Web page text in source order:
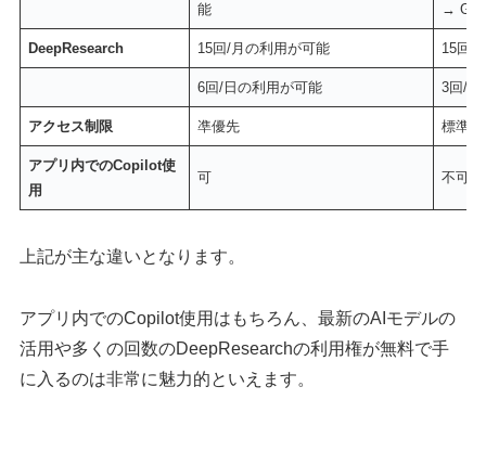
能
→
DeepResearch 15回/月の利用が可能 15回/
6回/日の利用が可能 3回/日
アクセス制限 凖優先 標準
アプリ内でのCopilot使
用
可 不可
上記が主な違いとなります。
アプリ内でのCopilot使用はもちろん、最新のAIモデルの
活用や多くの回数のDeepResearchの利用権が無料で手
に入るのは非常に魅力的といえます。